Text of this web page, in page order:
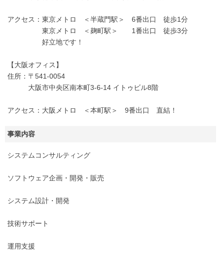
アクセス：東京メトロ ＜半蔵門駅＞ 6番出口 徒歩1分
東京メトロ ＜麹町駅＞ 1番出口 徒歩3分
好立地です！
【大阪オフィス】
住所：〒541-0054
大阪市中央区南本町3-6-14 イトゥビル8階
アクセス：大阪メトロ ＜本町駅＞ 9番出口 直結！
事業内容
システムコンサルティング
ソフトウェア企画・開発・販売
システム設計・開発
技術サポート
運用支援